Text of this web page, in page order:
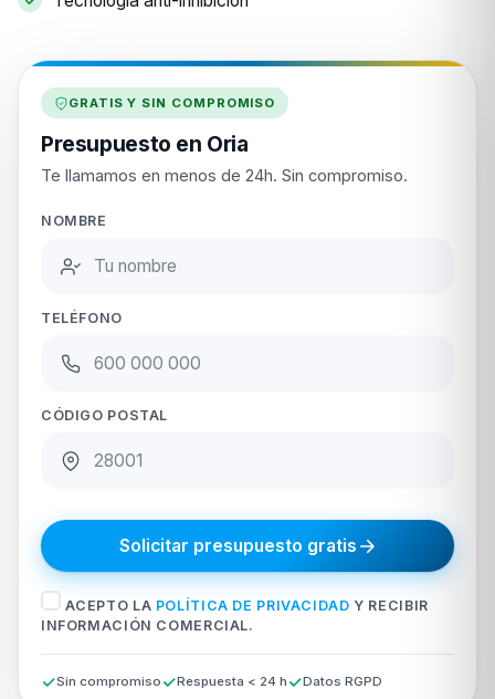
GRATIS Y SIN COMPROMISO
Presupuesto en Oria
Te llamamos en menos de 24h. Sin compromiso.
NOMBRE
TELÉFONO
CÓDIGO POSTAL
Solicitar presupuesto gratis
ACEPTO LA POLÍTICA DE PRIVACIDAD Y RECIBIR
INFORMACIÓN COMERCIAL.
Sin compromiso Respuesta < 24 h Datos RGPD